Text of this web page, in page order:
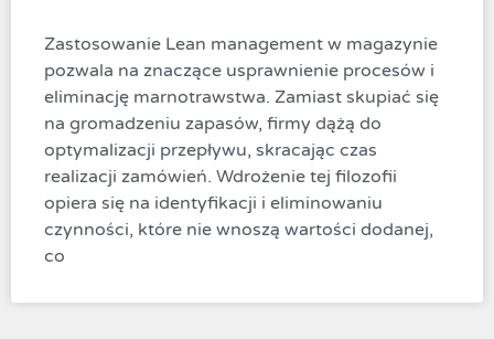
Zastosowanie Lean management w magazynie
pozwala na znaczące usprawnienie procesów i
eliminację marnotrawstwa. Zamiast skupiać się
na gromadzeniu zapasów, firmy dążą do
optymalizacji przepływu, skracając czas
realizacji zamówień. Wdrożenie tej filozofii
opiera się na identyfikacji i eliminowaniu
czynności, które nie wnoszą wartości dodanej,
co